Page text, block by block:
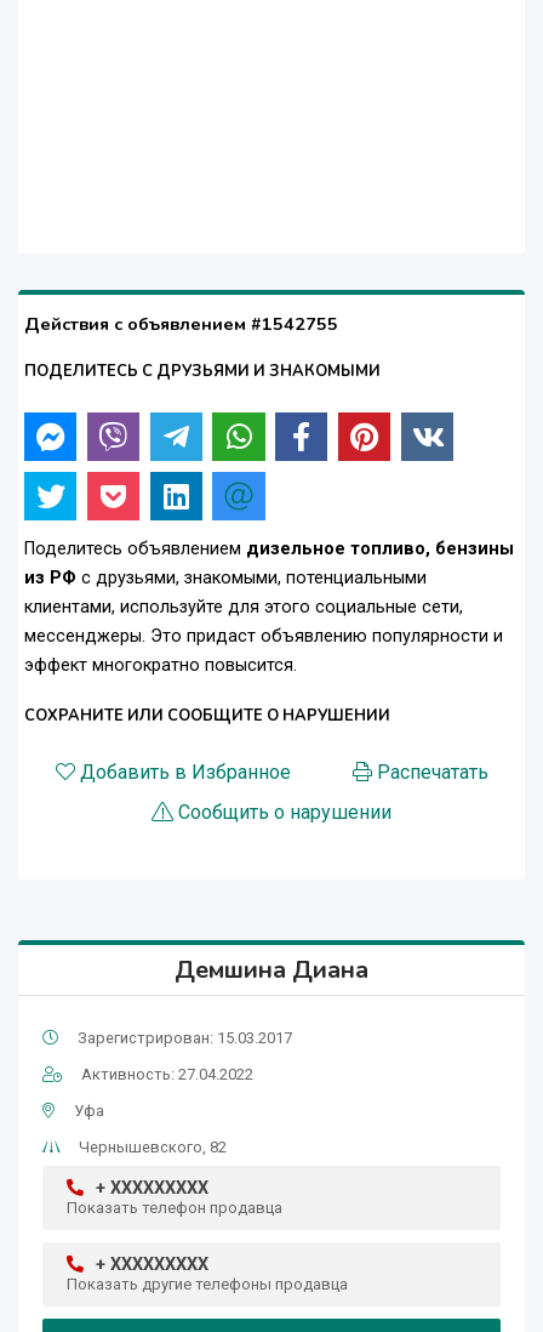
Действия с объявлением #1542755
ПОДЕЛИТЕСЬ С ДРУЗЬЯМИ И ЗНАКОМЫМИ
Поделитесь объявлением дизельное топливо, бензины
из РФ с друзьями, знакомыми, потенциальными
клиентами, используйте для этого социальные сети,
мессенджеры. Это придаст объявлению популярности и
эффект многократно повысится.
СОХРАНИТЕ ИЛИ СООБЩИТЕ О НАРУШЕНИИ
Добавить в Избранное
Распечатать
Сообщить о нарушении
Демшина Диана
Зарегистрирован: 15.03.2017
Активность: 27.04.2022
Уфа
Чернышевского, 82
+ XXXXXXXXX
Показать телефон продавца
+ XXXXXXXXX
Показать другие телефоны продавца